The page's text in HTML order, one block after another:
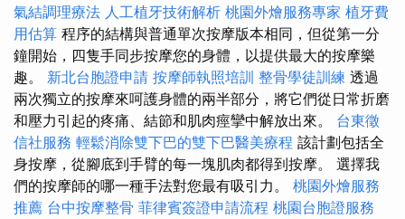
氣結調理療法 人工植牙技術解析 桃園外燴服務專家 植牙費
用估算 程序的結構與普通單次按摩版本相同，但從第一分
鐘開始，四隻手同步按摩您的身體，以提供最大的按摩樂
趣。 新北台胞證申請 按摩師執照培訓 整骨學徒訓練 透過
兩次獨立的按摩來呵護身體的兩半部分，將它們從日常折磨
和壓力引起的疼痛、結節和肌肉痙攣中解放出來。 台東徵
信社服務 輕鬆消除雙下巴的雙下巴醫美療程 該計劃包括全
身按摩，從腳底到手臂的每一塊肌肉都得到按摩。 選擇我
們的按摩師的哪一種手法對您最有吸引力。 桃園外燴服務
推薦 台中按摩整骨 菲律賓簽證申請流程 桃園台胞證服務